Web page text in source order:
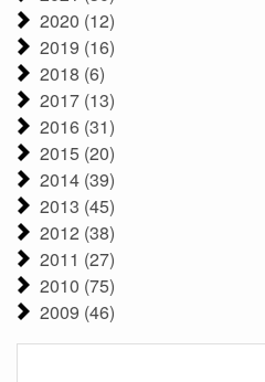
2020 (12)
2019 (16)
2018 (6)
2017 (13)
2016 (31)
2015 (20)
2014 (39)
2013 (45)
2012 (38)
2011 (27)
2010 (75)
2009 (46)